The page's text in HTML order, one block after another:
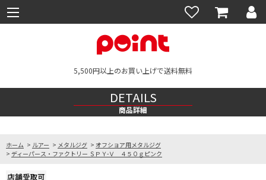
5,500円以上のお買い上げで送料無料
DETAILS
商品詳細
ホーム > ルアー > メタルジグ > オフショア用メタルジグ
> ディーパース・ファクトリー ＳＰＹ-Ｖ ４５０ｇピンク